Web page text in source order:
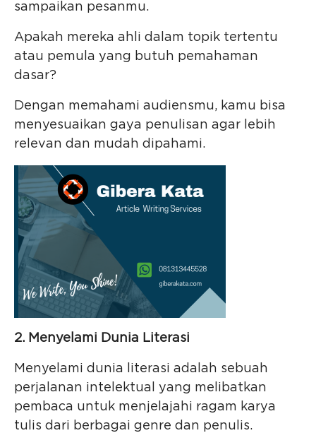
sampaikan pesanmu.
Apakah mereka ahli dalam topik tertentu
atau pemula yang butuh pemahaman
dasar?
Dengan memahami audiensmu, kamu bisa
menyesuaikan gaya penulisan agar lebih
relevan dan mudah dipahami.
2. Menyelami Dunia Literasi
Menyelami dunia literasi adalah sebuah
perjalanan intelektual yang melibatkan
pembaca untuk menjelajahi ragam karya
tulis dari berbagai genre dan penulis.